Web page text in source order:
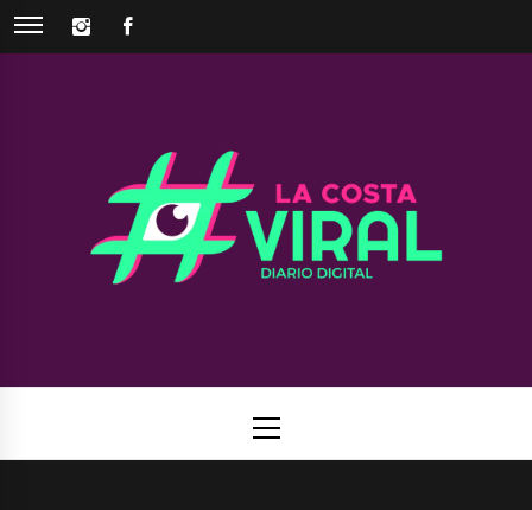
Skip
INSTAGRAM
Viral
Menu